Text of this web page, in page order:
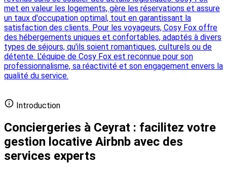
met en valeur les logements, gère les réservations et assure
un taux d'occupation optimal, tout en garantissant la
satisfaction des clients. Pour les voyageurs, Cosy Fox offre
des hébergements uniques et confortables, adaptés à divers
types de séjours, qu'ils soient romantiques, culturels ou de
détente. L'équipe de Cosy Fox est reconnue pour son
professionnalisme, sa réactivité et son engagement envers la
qualité du service.
Introduction
Conciergeries à Ceyrat : facilitez votre
gestion locative Airbnb avec des
services experts